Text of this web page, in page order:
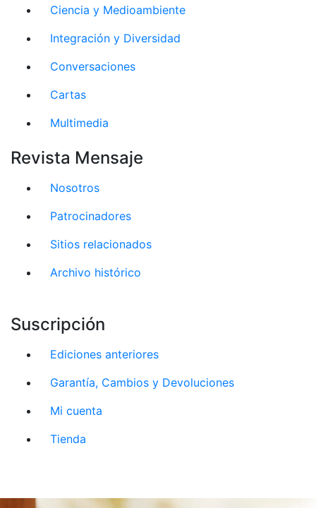
Ciencia y Medioambiente
Integración y Diversidad
Conversaciones
Cartas
Multimedia
Revista Mensaje
Nosotros
Patrocinadores
Sitios relacionados
Archivo histórico
Suscripción
Ediciones anteriores
Garantía, Cambios y Devoluciones
Mi cuenta
Tienda